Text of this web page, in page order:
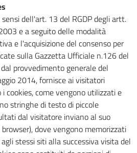
dell'art. 13 del RGDP degli artt.
e a seguito delle modalità
e l'acquisizione del consenso per
sulla Gazzetta Ufficiale n.126 del
provvedimento generale del
2014, fornisce ai visitatori
cookies, come vengono utilizzati e
stringhe di testo di piccole
dal visitatore inviano al suo
dove vengono memorizzati
stessi siti alla successiva visita del